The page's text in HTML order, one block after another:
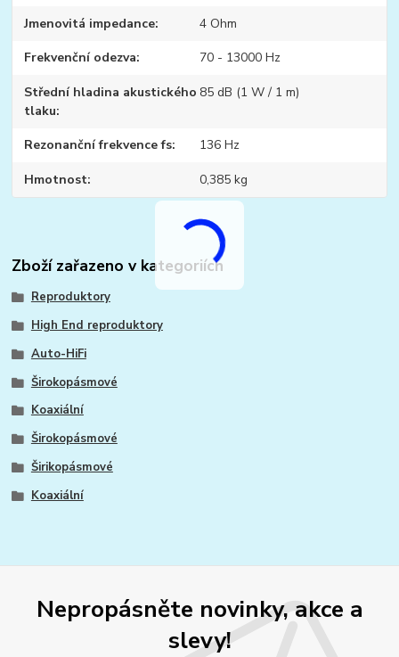
Jmenovitá impedance 4 Ohm
Frekvenční odezva 70 - 13000 Hz
Střední hladina akustického
tlaku
85 dB (1 W / 1 m)
Rezonanční frekvence fs 136 Hz
Hmotnost 0,385 kg
Zboží zařazeno v kategoriích
Reproduktory
High End reproduktory
Auto-HiFi
Širokopásmové
Koaxiální
Širokopásmové
Širikopásmové
Koaxiální
Nepropásněte novinky, akce a
slevy!